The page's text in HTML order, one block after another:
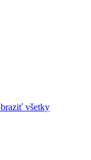
všetky